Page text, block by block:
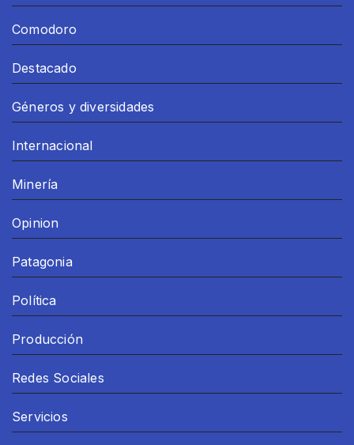
Comodoro
Destacado
Géneros y diversidades
Internacional
Minería
Opinion
Patagonia
Política
Producción
Redes Sociales
Servicios